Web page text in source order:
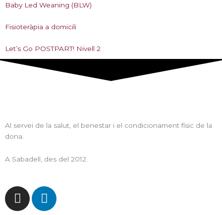
Baby Led Weaning (BLW)
Fisioteràpia a domicili
Let’s Go POSTPART! Nivell 2
Al servei de la salut, el benestar i el condicionament físic de la
dona.
A Sabadell, des del 2012.
I
n
L
i